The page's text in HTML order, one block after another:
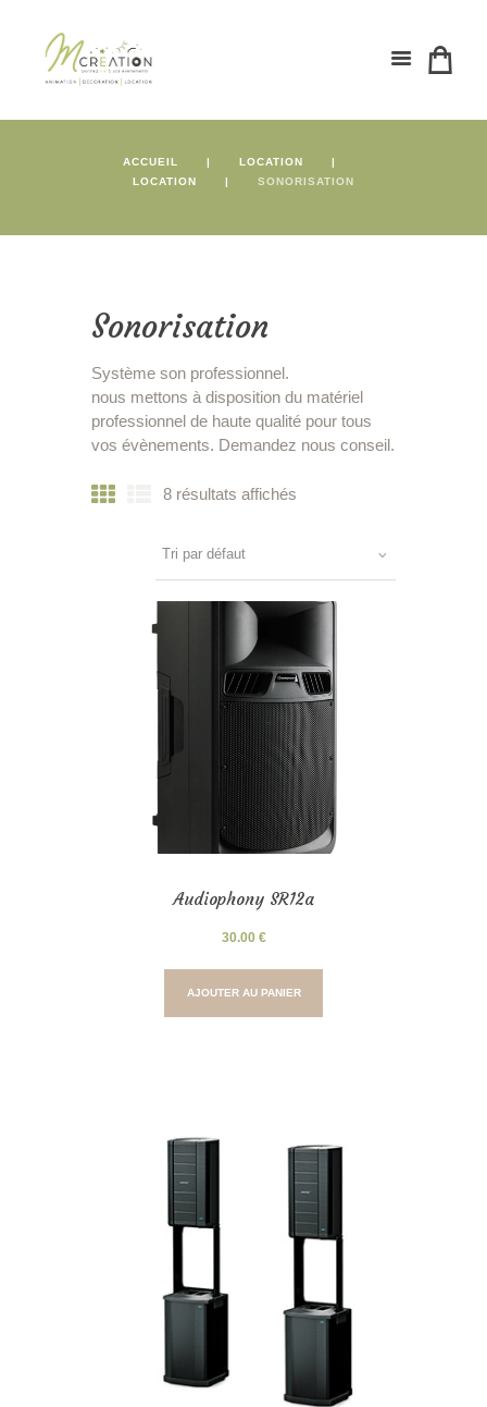
ACCUEIL
LOCATION
LOCATION
SONORISATION
Sonorisation
Système son professionnel.
nous mettons à disposition du matériel
professionnel de haute qualité pour tous
vos évènements. Demandez nous conseil.
8 résultats affichés
Audiophony SR12a
30.00 €
AJOUTER AU PANIER